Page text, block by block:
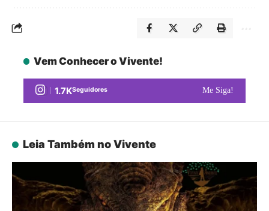
Vem Conhecer o Vivente!
1.7KSeguidores Me Siga!
Leia Também no Vivente